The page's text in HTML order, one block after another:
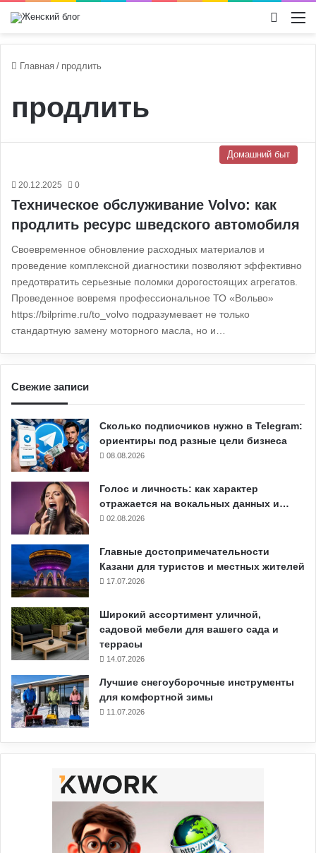
Главная / продлить
продлить
Домашний быт
20.12.2025 0
Техническое обслуживание Volvo: как
продлить ресурс шведского автомобиля
Своевременное обновление расходных материалов и
проведение комплексной диагностики позволяют эффективно
предотвратить серьезные поломки дорогостоящих агрегатов.
Проведенное вовремя профессиональное ТО «Вольво»
https://bilprime.ru/to_volvo подразумевает не только
стандартную замену моторного масла, но и…
Свежие записи
Сколько подписчиков нужно в Telegram:
ориентиры под разные цели бизнеса
08.08.2026
Голос и личность: как характер
отражается на вокальных данных и…
02.08.2026
Главные достопримечательности
Казани для туристов и местных жителей
17.07.2026
Широкий ассортимент уличной,
садовой мебели для вашего сада и
террасы
14.07.2026
Лучшие снегоуборочные инструменты
для комфортной зимы
11.07.2026